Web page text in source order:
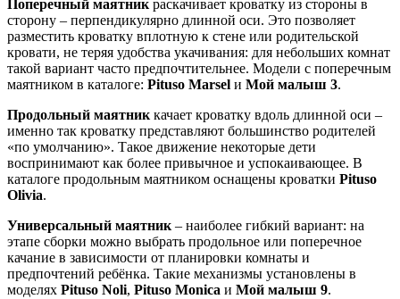
Поперечный маятникраскачивает кроватку из стороны в
сторону – перпендикулярно длинной оси. Это позволяет
разместить кроватку вплотную к стене или родительской
кровати, не теряя удобства укачивания: для небольших комнат
такой вариант часто предпочтительнее. Модели с поперечным
маятником в каталоге: Pituso Marsel и Мой малыш 3.
Продольный маятниккачает кроватку вдоль длинной оси –
именно так кроватку представляют большинство родителей
«по умолчанию». Такое движение некоторые дети
воспринимают как более привычное и успокаивающее. В
каталоге продольным маятником оснащены кроватки Pituso
Olivia.
Универсальный маятник– наиболее гибкий вариант: на
этапе сборки можно выбрать продольное или поперечное
качание в зависимости от планировки комнаты и
предпочтений ребёнка. Такие механизмы установлены в
моделях Pituso Noli, Pituso Monica и Мой малыш 9.